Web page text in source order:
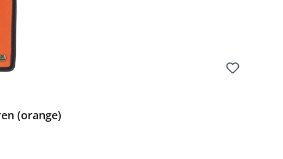
(orange)